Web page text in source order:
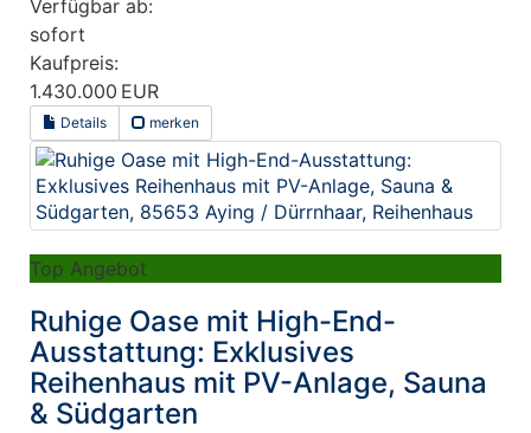
Verfügbar ab:
sofort
Kaufpreis:
1.430.000 EUR
Details merken
Top Angebot
Ruhige Oase mit High-End-
Ausstattung: Exklusives
Reihenhaus mit PV-Anlage, Sauna
& Südgarten